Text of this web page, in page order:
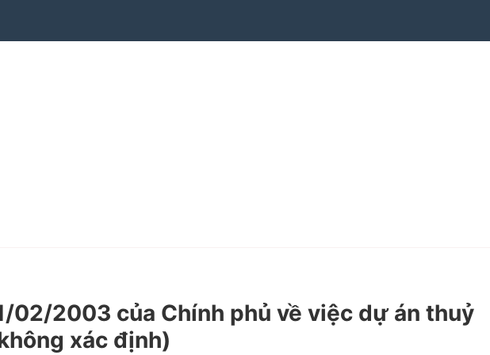
02/2003 của Chính phủ về việc dự án thuỷ
xác định)